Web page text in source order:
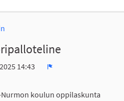
14:43
Nurmon koulun oppilaskunta